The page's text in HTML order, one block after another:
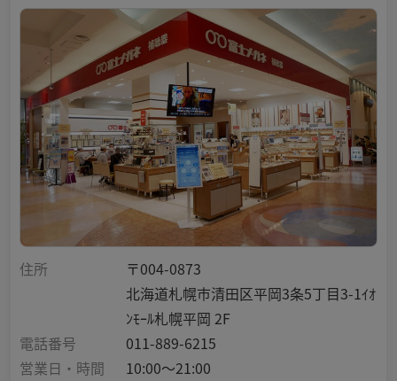
住所
〒004-0873
北海道札幌市清田区平岡3条5丁目3-1ｲｵ
ﾝﾓｰﾙ札幌平岡 2F
電話番号
011-889-6215
営業日・時間
10:00～21:00